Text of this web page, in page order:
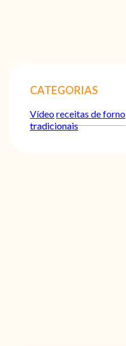
CATEGORIAS
Vídeoreceitas de forno
tradicionais